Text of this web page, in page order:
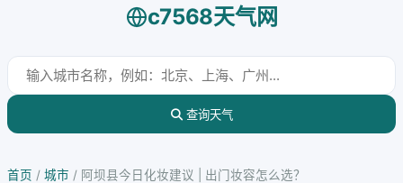
c7568天气网
查询天气
首页 / 城市 / 阿坝县今日化妆建议 | 出门妆容怎么选？